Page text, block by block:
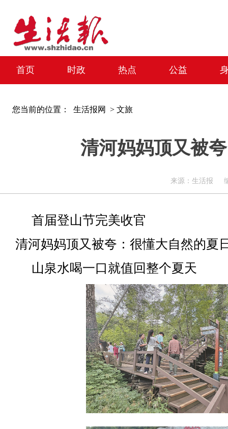
首页 时政 热点 公益
您当前的位置： 生活报网 > 文旅
清河妈妈顶又被
来源：生活报
首届登山节完美收官
清河妈妈顶又被夸：很懂大自然的夏
山泉水喝一口就值回整个夏天